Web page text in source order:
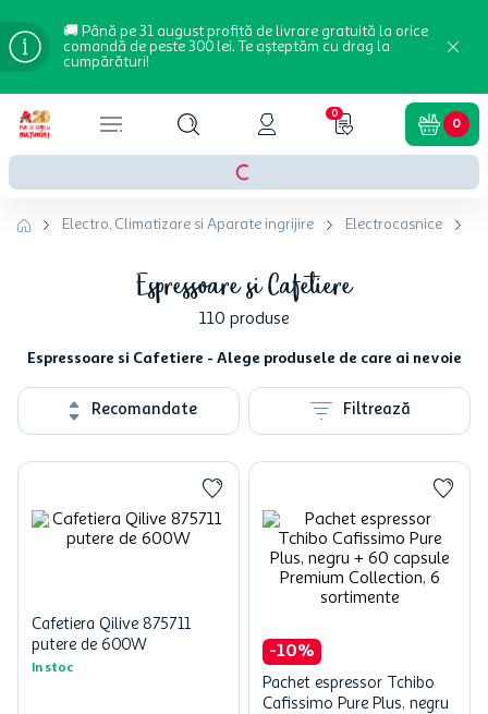
🚚 Până pe 31 august profită de livrare gratuită la orice
comandă de peste 300 lei. Te așteptăm cu drag la
cumpărături!
0
0
Electro, Climatizare si Aparate ingrijire Electrocasnice
Espressoare si Cafetiere
110 produse
Espressoare si Cafetiere - Alege produsele de care ai nevoie
Recomandate Filtrează
Cafetiera Qilive 875711
putere de 600W
In stoc
-10%
Pachet espressor Tchibo
Cafissimo Pure Plus, negru